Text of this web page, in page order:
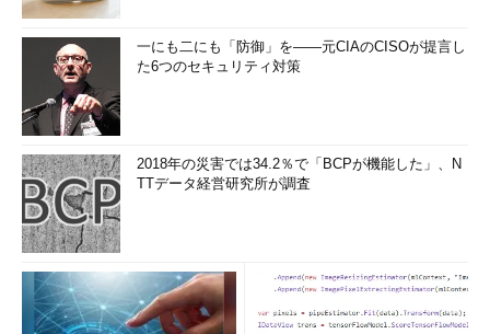
一にも二にも「防御」を――元CIAのCISOが提言し
た6つのセキュリティ対策
2018年の災害では34.2％で「BCPが機能した」、N
TTデータ経営研究所が調査